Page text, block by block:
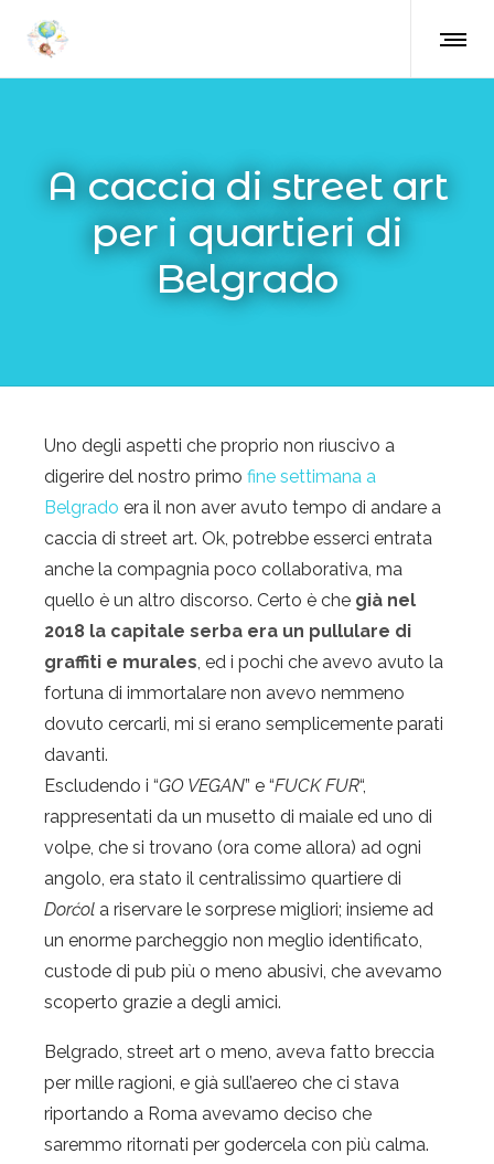
A caccia di street art
per i quartieri di
Belgrado
Uno degli aspetti che proprio non riuscivo a
digerire del nostro primo fine settimana a
Belgrado era il non aver avuto tempo di andare a
caccia di street art. Ok, potrebbe esserci entrata
anche la compagnia poco collaborativa, ma
quello è un altro discorso. Certo è che già nel
2018 la capitale serba era un pullulare di
graffiti e murales, ed i pochi che avevo avuto la
fortuna di immortalare non avevo nemmeno
dovuto cercarli, mi si erano semplicemente parati
davanti.
Escludendo i “GO VEGAN” e “FUCK FUR“,
rappresentati da un musetto di maiale ed uno di
volpe, che si trovano (ora come allora) ad ogni
angolo, era stato il centralissimo quartiere di
Dorćol a riservare le sorprese migliori; insieme ad
un enorme parcheggio non meglio identificato,
custode di pub più o meno abusivi, che avevamo
scoperto grazie a degli amici.
Belgrado, street art o meno, aveva fatto breccia
per mille ragioni, e già sull’aereo che ci stava
riportando a Roma avevamo deciso che
saremmo ritornati per godercela con più calma.